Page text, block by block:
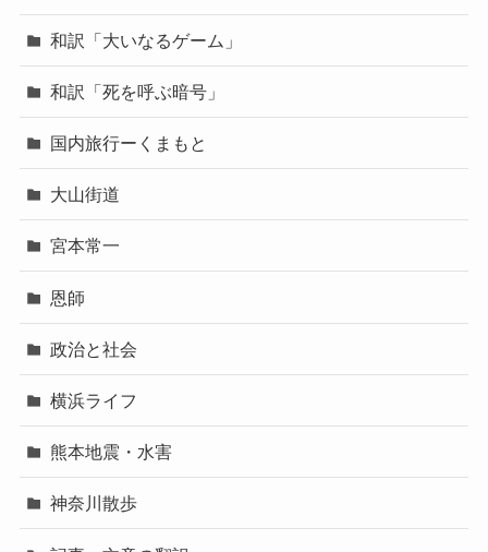
和訳「大いなるゲーム」
和訳「死を呼ぶ暗号」
国内旅行ーくまもと
大山街道
宮本常一
恩師
政治と社会
横浜ライフ
熊本地震・水害
神奈川散歩